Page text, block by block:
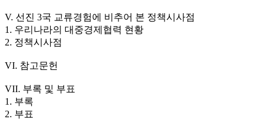
V. 선진 3국 교류경험에 비추어 본 정책시사점
1. 우리나라의 대중경제협력 현황
2. 정책시사점
VI. 참고문헌
VII. 부록 및 부표
1. 부록
2. 부표